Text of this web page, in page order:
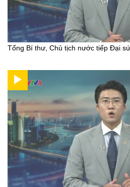
Tổng Bí thư, Chủ tịch nước tiếp Đại